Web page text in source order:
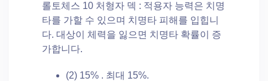
롤토체스 10 처형자 덱 : 적용자 능력은 치명
타를 가할 수 있으며 치명타 피해를 입힙니
다. 대상이 체력을 잃으면 치명타 확률이 증
가합니다.
(2) 15% . 최대 15%.